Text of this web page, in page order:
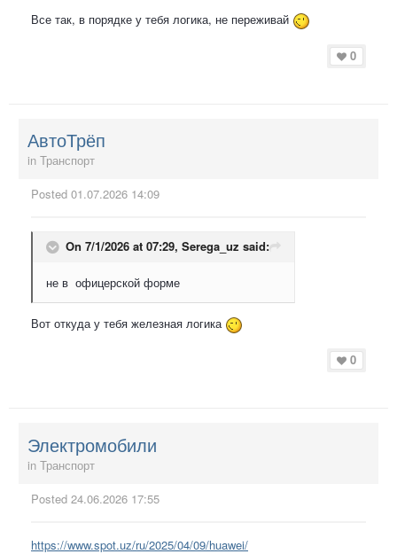
Все так, в порядке у тебя логика, не переживай
0
АвтоТрёп
in Транспорт
Posted 01.07.2026 14:09
On 7/1/2026 at 07:29, Serega_uz said:
не в офицерской форме
Вот откуда у тебя железная логика
0
Электромобили
in Транспорт
Posted 24.06.2026 17:55
https://www.spot.uz/ru/2025/04/09/huawei/